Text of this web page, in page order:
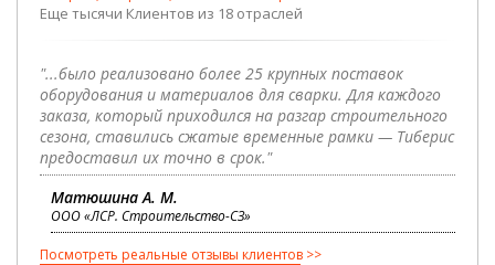
Еще тысячи Клиентов из 18 отраслей
"...было реализовано более 25 крупных поставок
оборудования и материалов для сварки. Для каждого
заказа, который приходился на разгар строительного
сезона, ставились сжатые временные рамки — Тиберис
предоставил их точно в срок."
Матюшина А. М.
ООО «ЛСР. Строительство-СЗ»
Посмотреть реальные отзывы клиентов